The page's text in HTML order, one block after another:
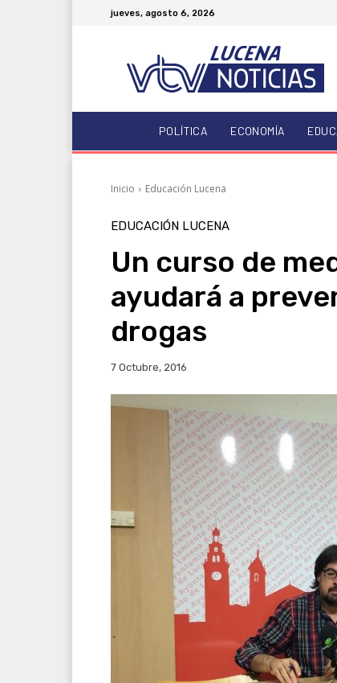
jueves, agosto 6, 2026
POLÍTICA ECONOMÍA
Inicio Educación Lucena
EDUCACIÓN LUCENA
Un curso de
ayudará a
drogas
7 Octubre, 2016